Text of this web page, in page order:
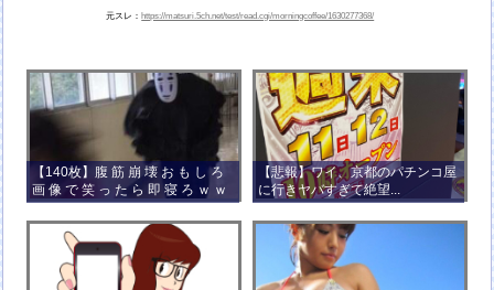
元スレ：https://matsuri.5ch.net/test/read.cgi/morningcoffee/1630277368/
【140枚】腹 筋 崩 壊 お も し ろ
画 像 で 笑 っ た ら 即 寝 ろ ｗ ｗ
ｗ ｗ ｗ ｗ ｗ ｗ ｗ ｗ ｗ ｗ
【悲報】ワイ、京都のパチンコ屋
に行きヤバすぎて絶望...